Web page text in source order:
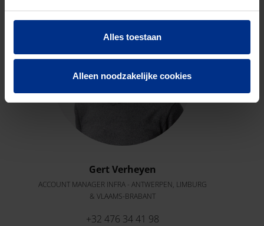
Alles toestaan
Alleen noodzakelijke cookies
Gert Verheyen
ACCOUNT MANAGER INFRA - ANTWERPEN, LIMBURG
& VLAAMS-BRABANT
+32 476 34 41 98